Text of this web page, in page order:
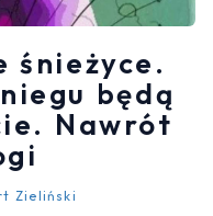
śnieżyce.
będą
Nawrót
Zieliński